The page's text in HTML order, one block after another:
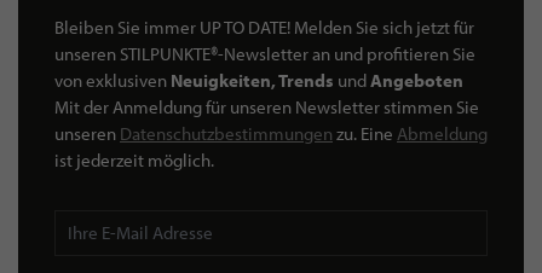
Bleiben Sie immer UP TO DATE! Melden Sie sich jetzt für
unseren STILPUNKTE®-Newsletter an und profitieren Sie
von exklusiven Neuigkeiten, Trends undAngeboten
Mit der Anmeldung für unseren Newsletter stimmen Sie
unseren Datenschutzbestimmungen zu. Eine Abmeldung
ist jederzeit möglich.